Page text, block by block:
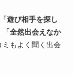
遊び相手を探し
「全然出会えなか
ミもよく聞く出会